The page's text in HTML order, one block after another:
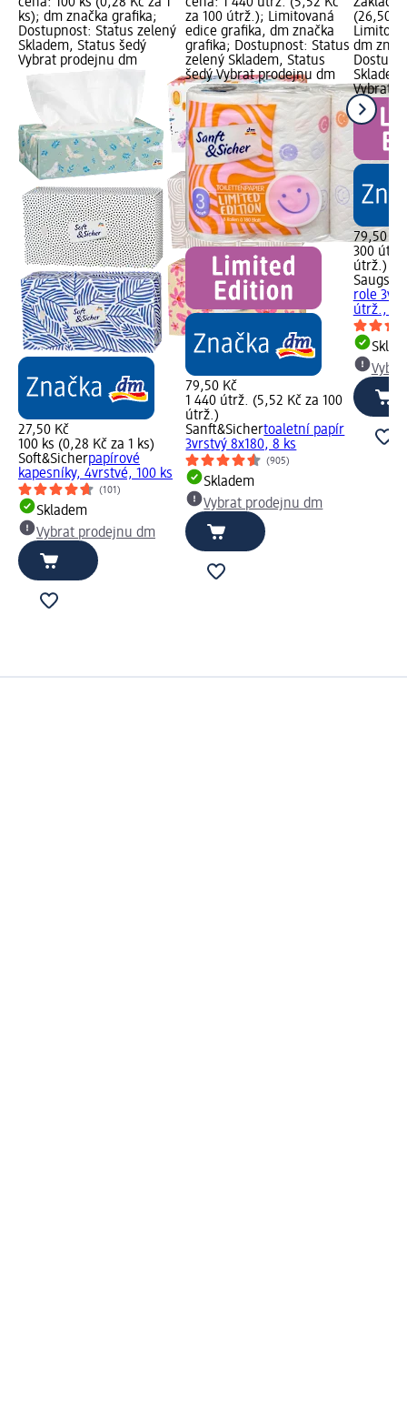
ks); dm značka grafika;
Dostupnost: Status zelený
Skladem, Status šedý
Vybrat prodejnu dm
27,50 Kč
100 ks (0,28 Kč za 1 ks)
Soft&Sicherpapírové
kapesníky, 4vrstvé, 100 ks
(101)
Skladem
Vybrat prodejnu dm
za 100 útrž.); Limitovaná
edice grafika, dm značka
grafika; Dostupnost: Status
zelený Skladem, Status
šedý Vybrat prodejnu dm
79,50 Kč
1 440 útrž. (5,52 Kč za 100
útrž.)
Sanft&Sichertoaletní papír
3vrstvý 8x180, 8 ks
(905)
Skladem
Vybrat prodejnu dm
(26,50
dm
Vybrat
79,50 Kč
300
útrž.)
role
útrž., 3